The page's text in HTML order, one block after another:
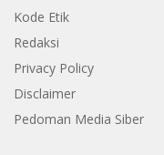
Kode Etik
Redaksi
Privacy Policy
Disclaimer
Pedoman Media Siber